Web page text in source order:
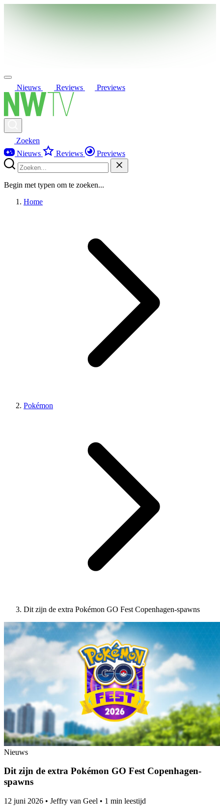
Nieuws Reviews Previews
Zoeken
Nieuws
Reviews Previews
Begin met typen om te zoeken...
Home
Pokémon
Dit zijn de extra Pokémon GO Fest Copenhagen-spawns
Nieuws
Dit zijn de extra Pokémon GO Fest Copenhagen-
spawns
12 juni 2026 • Jeffry van Geel • 1 min leestijd